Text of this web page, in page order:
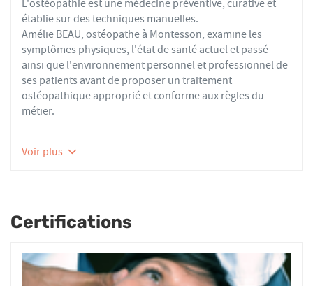
L'ostéopathie est une médecine préventive, curative et
établie sur des techniques manuelles.
Amélie BEAU, ostéopathe à Montesson, examine les
symptômes physiques, l'état de santé actuel et passé
ainsi que l'environnement personnel et professionnel de
ses patients avant de proposer un traitement
ostéopathique approprié et conforme aux règles du
métier.
thérapeutiques conformes aux recommandations de
fonctionnels d’ordre ostéoarticulaire, viscéral ou
Nourrissons, enfants, adultes ou seniors, actifs ou
Voir plus
Certifications